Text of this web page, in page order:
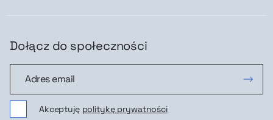
Dołącz do społeczności
Akceptuję politykę prywatności